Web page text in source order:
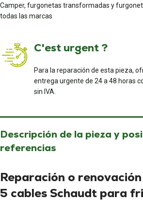
Camper, furgonetas transformadas y
todas las marcas
C'est urgent ?
Para la reparación de esta pieza,
entrega urgente de 24 a 48 horas
sin IVA.
Descripción de la pieza y
referencias
Reparación o
5 cables Schaudt para